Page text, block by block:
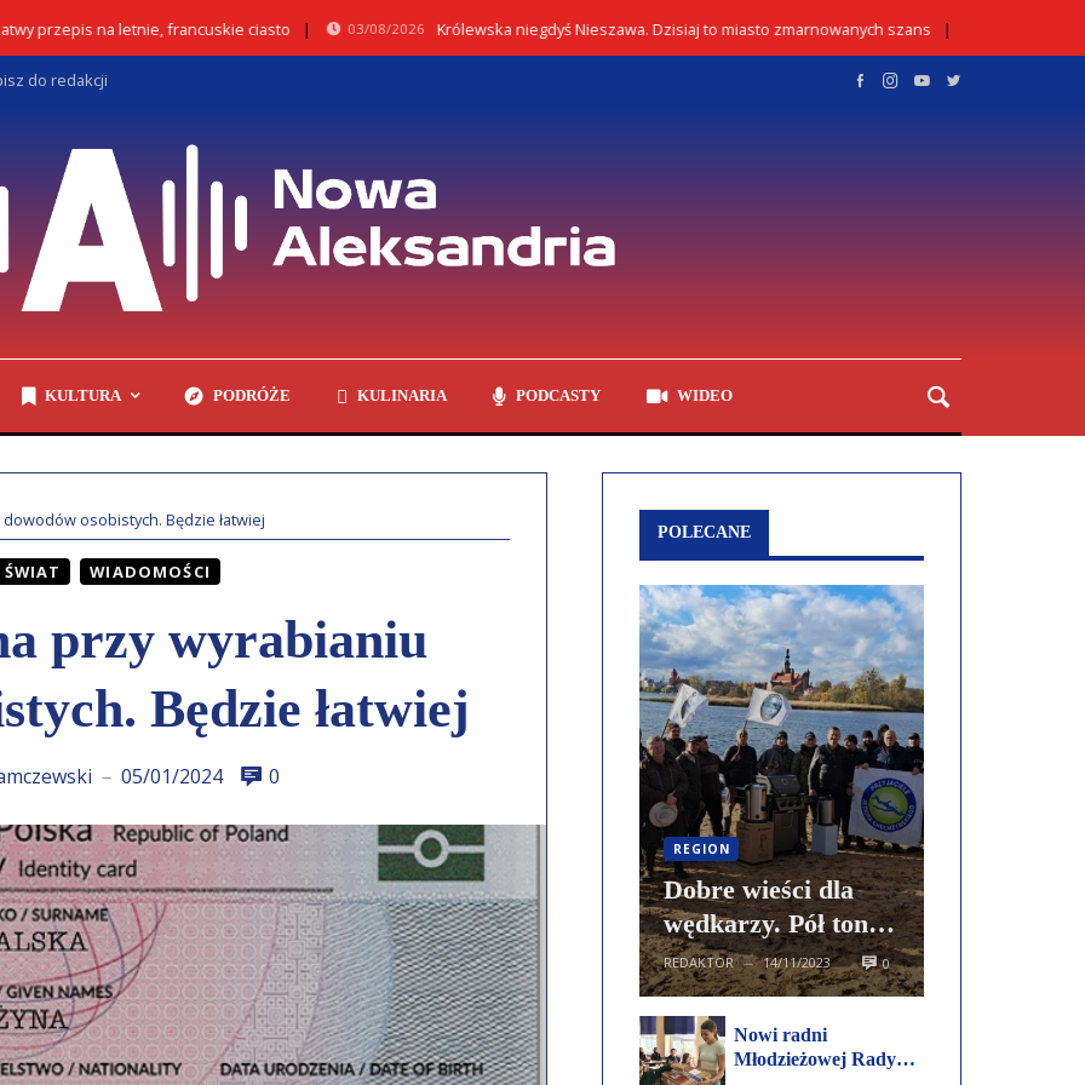
przepis na letnie, francuskie ciasto 03/08/2026 Królewska niegdyś Nieszawa. Dzisiaj to miasto zmarnowanych szans
do redakcji
KULTURA PODRÓŻE KULINARIA PODCASTY WIDEO
osobistych. Będzie łatwiej
WIADOMOŚCI
przy wyrabianiu
Będzie łatwiej
— 05/01/2024 0
POLECANE
REGION
Dobre wieści dla
wędkarzy. Pół tony
narybku szczupaka
trafiło do ...
REDAKTOR — 14/11/2023 0
Nowi radni
Młodzieżowej Rady